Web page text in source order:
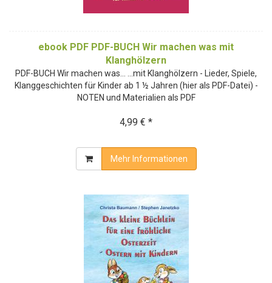
ebook PDF PDF-BUCH Wir machen was mit
Klanghölzern
PDF-BUCH Wir machen was... ...mit Klanghölzern - Lieder, Spiele,
Klanggeschichten für Kinder ab 1 ½ Jahren (hier als PDF-Datei) -
NOTEN und Materialien als PDF
4,99 € *
Mehr Informationen